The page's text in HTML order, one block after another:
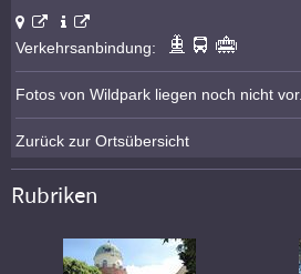
Verkehrsanbindung:
Fotos von Wildpark liegen noch nicht vor.
Zurück zur Ortsübersicht
Rubriken